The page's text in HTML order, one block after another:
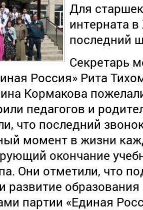
Для
интерната
последний
Секретарь
Россия» Рита
Кормакова
педагогов и
что последний
момент в жизни
окончание
Они отметили, что
развитие
партии «Единая